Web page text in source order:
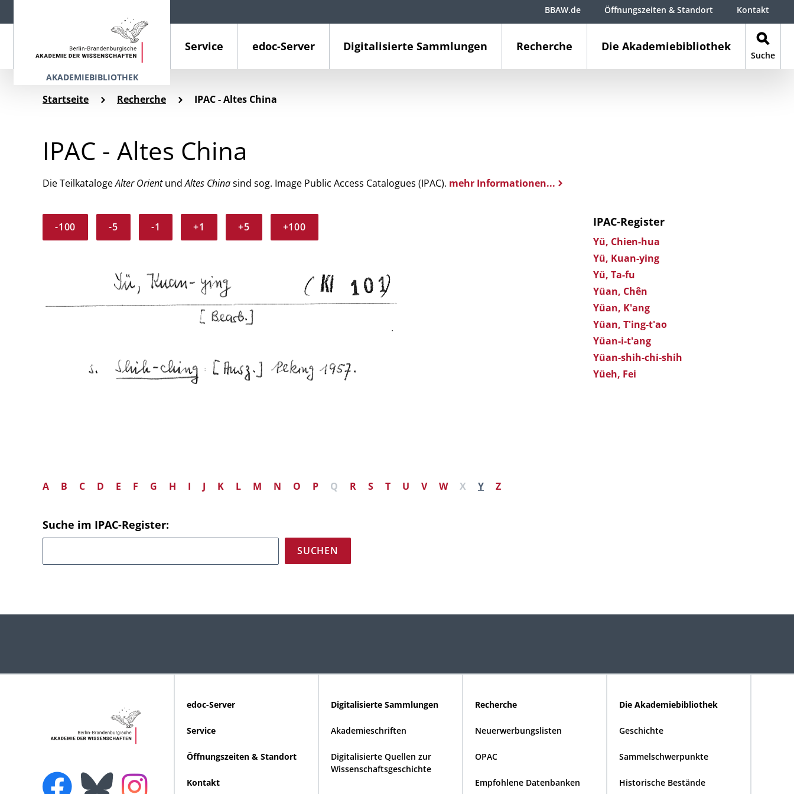
AKADEMIEBIBLIOTHEK
Service edoc-Server Digitalisierte Sammlungen Recherche Die Akademiebibliothek
Suche
BBAW.de Öffnungszeiten & Standort Kontakt
Startseite Recherche IPAC - Altes China
IPAC - Altes China
Die TeilkatalogeAlter OrientundAltes Chinasind sog. Image Public Access Catalogues (IPAC). mehr Informationen...
-100 -5 -1 +1 +5 +100
A B C D E F G H I J K L M N O P Q R S T U V W X Y Z
Suche im IPAC-Register:
IPAC-Register
Yü, Chien-hua
Yü, Kuan-ying
Yü, Ta-fu
Yüan, Chên
Yüan, K'ang
Yüan, T'ing-t'ao
Yüan-i-t'ang
Yüan-shih-chi-shih
Yüeh, Fei
edoc-Server
Service
Öffnungszeiten & Standort
Kontakt
Digitalisierte Sammlungen
Akademieschriften
Digitalisierte Quellen zur
Wissenschaftsgeschichte
Recherche
Neuerwerbungslisten
OPAC
Empfohlene Datenbanken
Die Akademiebibliothek
Geschichte
Sammelschwerpunkte
Historische Bestände